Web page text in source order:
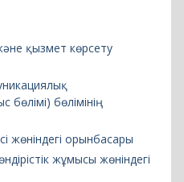
бөлімінің
жөніндегі орынбасары
ісі жөніндегі
қызметінің рейтингі